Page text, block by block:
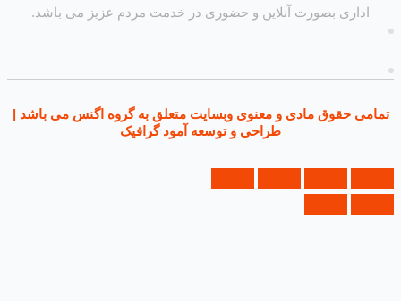
بصورت آنلاین و حضوری در خدمت مردم عزیز می باشد.
حقوق مادی و معنوی وبسایت متعلق به گروه اگنس می باشد |
طراحی و توسعه آمود گرافیک